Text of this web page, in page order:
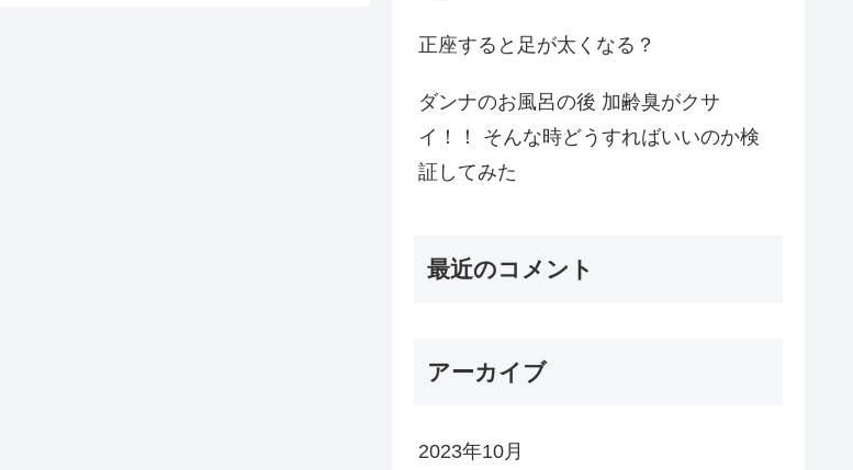
正座すると足が太くなる？
ダンナのお風呂の後 加齢臭がクサ
イ！！ そんな時どうすればいいのか検
証してみた
最近のコメント
アーカイブ
2023年10月